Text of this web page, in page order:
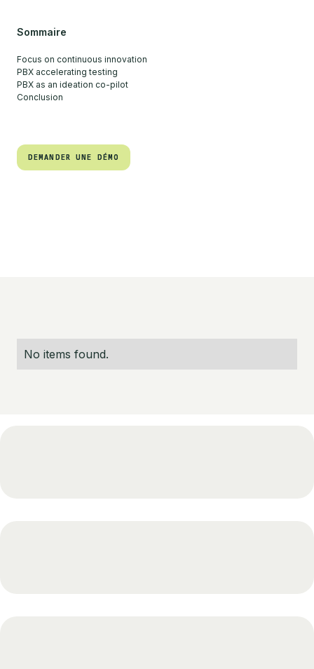
Sommaire
Focus on continuous innovation
PBX accelerating testing
PBX as an ideation co-pilot
Conclusion
DEMANDER UNE DÉMO
DEMANDER UNE DÉMO
No items found.